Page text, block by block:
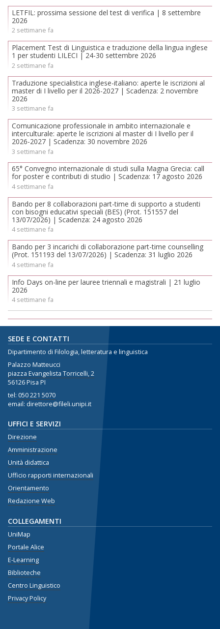
LETFIL: prossima sessione del test di verifica | 8 settembre
2026
2 settimane fa
Placement Test di Linguistica e traduzione della lingua inglese
1 per studenti LILECI | 24-30 settembre 2026
2 settimane fa
Traduzione specialistica inglese-italiano: aperte le iscrizioni al
master di I livello per il 2026-2027 | Scadenza: 2 novembre
2026
3 settimane fa
Comunicazione professionale in ambito internazionale e
interculturale: aperte le iscrizioni al master di I livello per il
2026-2027 | Scadenza: 30 novembre 2026
3 settimane fa
65° Convegno internazionale di studi sulla Magna Grecia: call
for poster e contributi di studio | Scadenza: 17 agosto 2026
4 settimane fa
Bando per 8 collaborazioni part-time di supporto a studenti
con bisogni educativi speciali (BES) (Prot. 151557 del
13/07/2026) | Scadenza: 24 agosto 2026
4 settimane fa
Bando per 3 incarichi di collaborazione part-time counselling
(Prot. 151193 del 13/07/2026) | Scadenza: 31 luglio 2026
4 settimane fa
Info Days on-line per lauree triennali e magistrali | 21 luglio
2026
4 settimane fa
SEDE E CONTATTI
Dipartimento di Filologia, letteratura e linguistica
Palazzo Matteucci
piazza Evangelista Torricelli, 2
56126 Pisa PI
tel: 050 221 5070
email: direttore@fileli.unipi.it
UFFICI E SERVIZI
Direzione
Amministrazione
Unità didattica
Ufficio rapporti internazionali
Orientamento
Redazione Web
COLLEGAMENTI
UniMap
Portale Alice
E-Learning
Biblioteche
Centro Linguistico
Privacy Policy